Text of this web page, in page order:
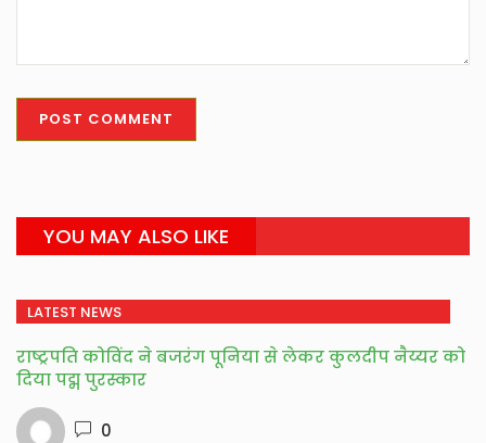
YOU MAY ALSO LIKE
LATEST NEWS
राष्ट्रपति कोविंद ने बजरंग पूनिया से लेकर कुलदीप नैय्यर को
दिया पद्म पुरस्कार
0